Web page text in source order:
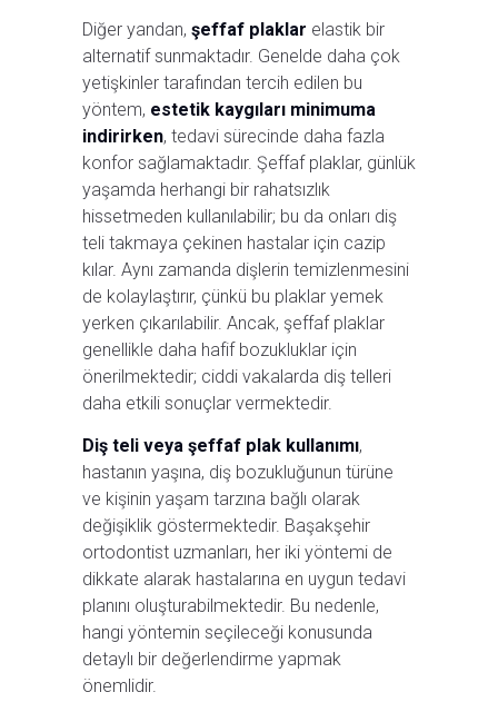
Diğer yandan, şeffaf plaklar elastik bir
alternatif sunmaktadır. Genelde daha çok
yetişkinler tarafından tercih edilen bu
yöntem, estetik kaygıları minimuma
indirirken, tedavi sürecinde daha fazla
konfor sağlamaktadır. Şeffaf plaklar, günlük
yaşamda herhangi bir rahatsızlık
hissetmeden kullanılabilir; bu da onları diş
teli takmaya çekinen hastalar için cazip
kılar. Aynı zamanda dişlerin temizlenmesini
de kolaylaştırır, çünkü bu plaklar yemek
yerken çıkarılabilir. Ancak, şeffaf plaklar
genellikle daha hafif bozukluklar için
önerilmektedir; ciddi vakalarda diş telleri
daha etkili sonuçlar vermektedir.
Diş teli veya şeffaf plak kullanımı,
hastanın yaşına, diş bozukluğunun türüne
ve kişinin yaşam tarzına bağlı olarak
değişiklik göstermektedir. Başakşehir
ortodontist uzmanları, her iki yöntemi de
dikkate alarak hastalarına en uygun tedavi
planını oluşturabilmektedir. Bu nedenle,
hangi yöntemin seçileceği konusunda
detaylı bir değerlendirme yapmak
önemlidir.